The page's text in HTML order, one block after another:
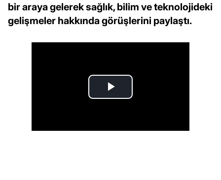
bir araya gelerek sağlık, bilim ve teknolojideki
gelişmeler hakkında görüşlerini paylaştı.